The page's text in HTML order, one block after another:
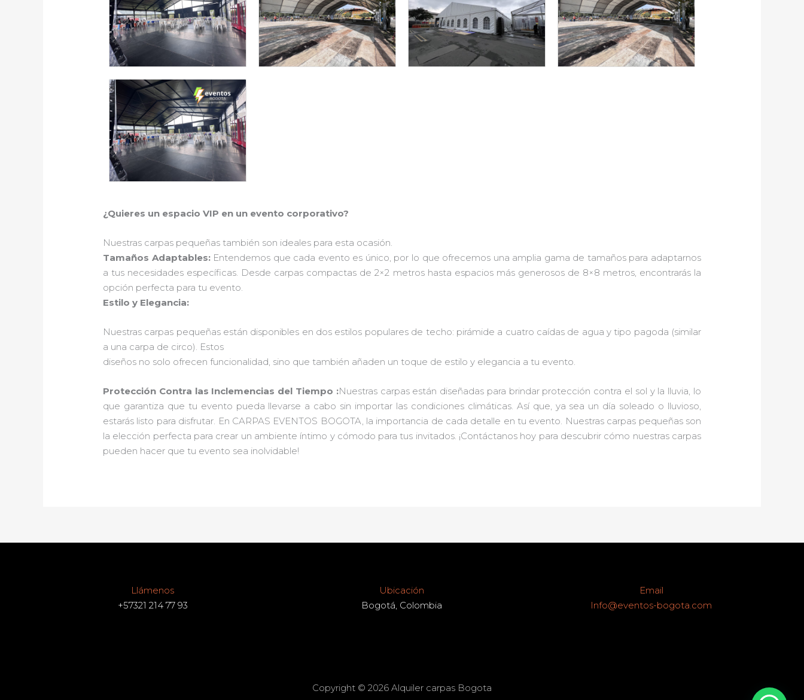
¿Quieres un espacio VIP en un evento corporativo?
Nuestras carpas pequeñas también son ideales para esta ocasión.
Tamaños Adaptables:Entendemos que cada evento es único, por lo que ofrecemos una amplia gama de tamaños para adaptarnos
a tus necesidades específicas. Desde carpas compactas de 2×2 metros hasta espacios más generosos de 8×8 metros, encontrarás la
opción perfecta para tu evento.
Estilo y Elegancia:
Nuestras carpas pequeñas están disponibles en dos estilos populares de techo: pirámide a cuatro caídas de agua y tipo pagoda (similar
a una carpa de circo). Estos
diseños no solo ofrecen funcionalidad, sino que también añaden un toque de estilo y elegancia a tu evento.
Protección Contra las Inclemencias del Tiempo :Nuestras carpas están diseñadas para brindar protección contra el sol y la lluvia, lo
que garantiza que tu evento pueda llevarse a cabo sin importar las condiciones climáticas. Así que, ya sea un día soleado o lluvioso,
estarás listo para disfrutar. En CARPAS EVENTOS BOGOTA, la importancia de cada detalle en tu evento. Nuestras carpas pequeñas son
la elección perfecta para crear un ambiente íntimo y cómodo para tus invitados. ¡Contáctanos hoy para descubrir cómo nuestras carpas
pueden hacer que tu evento sea inolvidable!
Llámenos
+57321 214 77 93
Ubicación
Bogotá, Colombia
Email
Info@eventos-bogota.com
Copyright © 2026 Alquiler carpas Bogota